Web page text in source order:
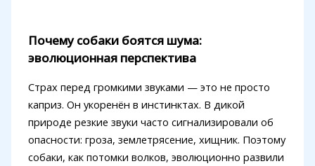
Почему собаки боятся шума:
эволюционная перспектива
Страх перед громкими звуками — это не просто
каприз. Он укоренён в инстинктах. В дикой
природе резкие звуки часто сигнализировали об
опасности: гроза, землетрясение, хищник. Поэтому
собаки, как потомки волков, эволюционно развили